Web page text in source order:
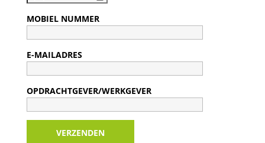
MOBIEL NUMMER
E-MAILADRES
OPDRACHTGEVER/WERKGEVER
VERZENDEN